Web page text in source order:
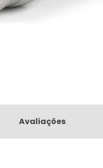
Avaliações